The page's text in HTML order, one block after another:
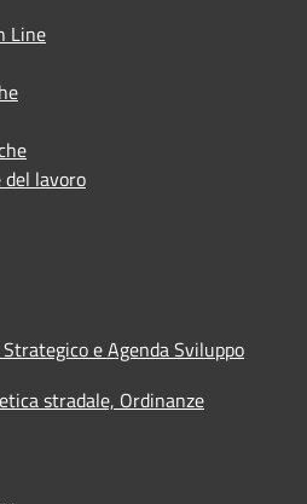
Line
del lavoro
e Agenda Sviluppo
stradale, Ordinanze